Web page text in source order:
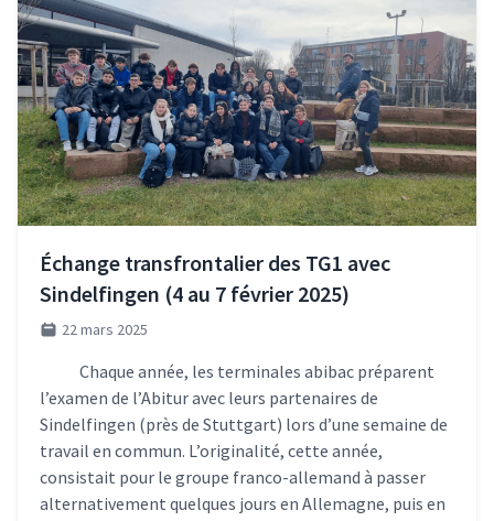
Échange transfrontalier des TG1 avec
Sindelfingen (4 au 7 février 2025)
22 mars 2025
Chaque année, les terminales abibac préparent
l’examen de l’Abitur avec leurs partenaires de
Sindelfingen (près de Stuttgart) lors d’une semaine de
travail en commun. L’originalité, cette année,
consistait pour le groupe franco-allemand à passer
alternativement quelques jours en Allemagne, puis en